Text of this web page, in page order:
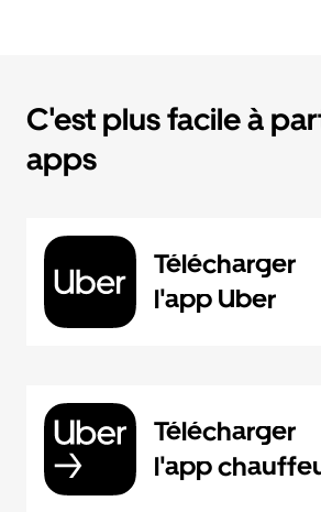
C'est plus facile à
apps
Télécharger
l'app Uber
Télécharger
l'app